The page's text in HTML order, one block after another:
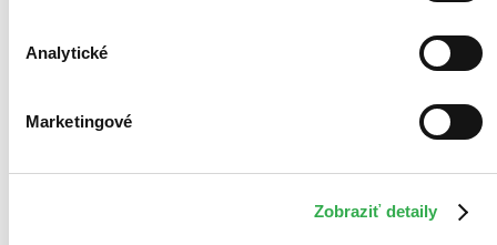
Analytické
Marketingové
Zobraziť detaily